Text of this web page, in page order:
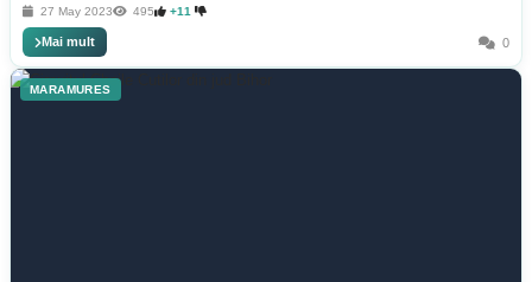
27 May 2023 495 +11
Mai mult 0
MARAMURES